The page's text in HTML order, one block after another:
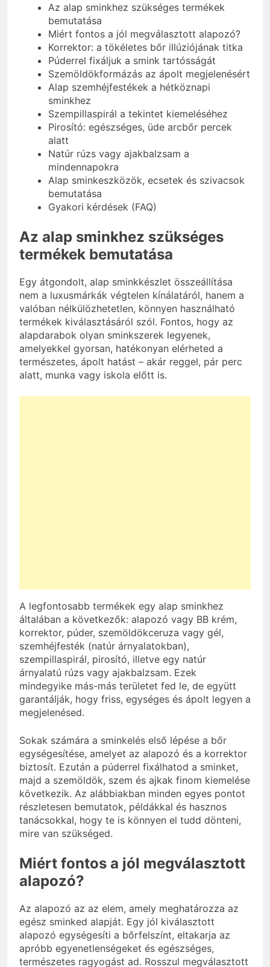
Az alap sminkhez szükséges termékek
bemutatása
Miért fontos a jól megválasztott alapozó?
Korrektor: a tökéletes bőr illúziójának titka
Púderrel fixáljuk a smink tartósságát
Szemöldökformázás az ápolt megjelenésért
Alap szemhéjfestékek a hétköznapi
sminkhez
Szempillaspirál a tekintet kiemeléséhez
Pirosító: egészséges, üde arcbőr percek
alatt
Natúr rúzs vagy ajakbalzsam a
mindennapokra
Alap sminkeszközök, ecsetek és szivacsok
bemutatása
Gyakori kérdések (FAQ)
Az alap sminkhez szükséges
termékek bemutatása
Egy átgondolt, alap sminkkészlet összeállítása
nem a luxusmárkák végtelen kínálatáról, hanem a
valóban nélkülözhetetlen, könnyen használható
termékek kiválasztásáról szól. Fontos, hogy az
alapdarabok olyan sminkszerek legyenek,
amelyekkel gyorsan, hatékonyan elérheted a
természetes, ápolt hatást – akár reggel, pár perc
alatt, munka vagy iskola előtt is.
A legfontosabb termékek egy alap sminkhez
általában a következők: alapozó vagy BB krém,
korrektor, púder, szemöldökceruza vagy gél,
szemhéjfesték (natúr árnyalatokban),
szempillaspirál, pirosító, illetve egy natúr
árnyalatú rúzs vagy ajakbalzsam. Ezek
mindegyike más-más területet fed le, de együtt
garantálják, hogy friss, egységes és ápolt legyen a
megjelenésed.
Sokak számára a sminkelés első lépése a bőr
egységesítése, amelyet az alapozó és a korrektor
biztosít. Ezután a púderrel fixálhatod a sminket,
majd a szemöldök, szem és ajkak finom kiemelése
következik. Az alábbiakban minden egyes pontot
részletesen bemutatok, példákkal és hasznos
tanácsokkal, hogy te is könnyen el tudd dönteni,
mire van szükséged.
Miért fontos a jól megválasztott
alapozó?
Az alapozó az az elem, amely meghatározza az
egész sminked alapját. Egy jól kiválasztott
alapozó egységesíti a bőrfelszínt, eltakarja az
apróbb egyenetlenségeket és egészséges,
természetes ragyogást ad. Rosszul megválasztott